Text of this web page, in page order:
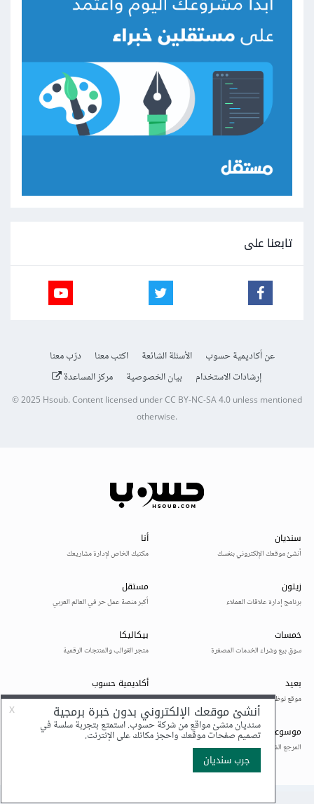
تابعنا على
عن أكاديمية حسوب الأسئلة الشائعة اكتب معنا
درّب معنا
إرشادات الاستخدام
بيان الخصوصية مركز المساعدة
© 2025Hsoub.Content licensed underCC BY-NC-SA 4.0unless mentioned
otherwise.